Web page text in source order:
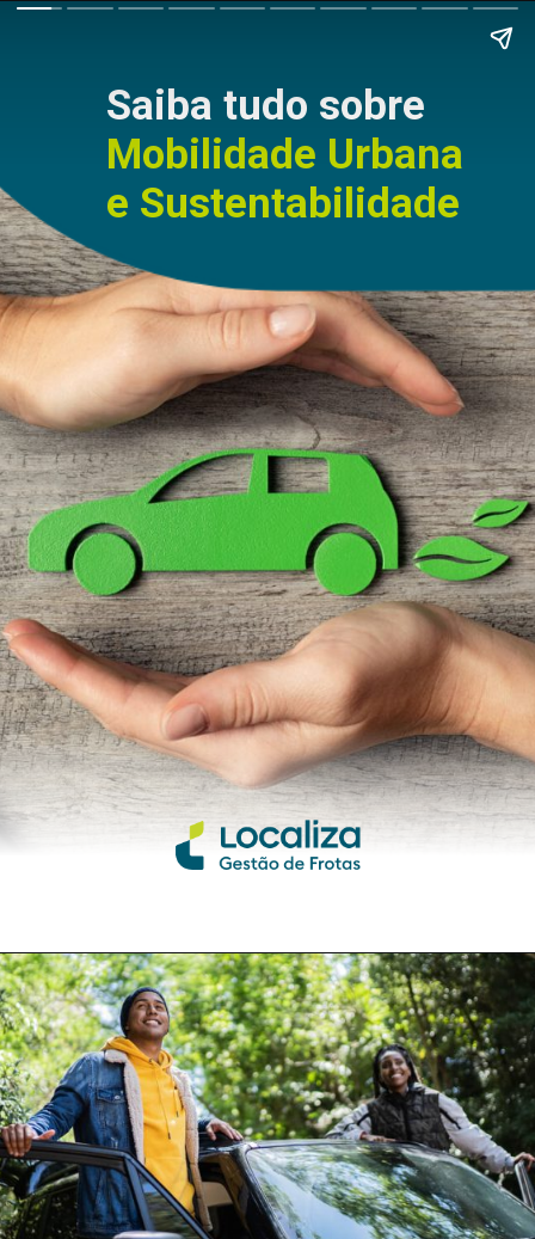
Saiba tudo sobre
Mobilidade Urbana
e Sustentabilidade